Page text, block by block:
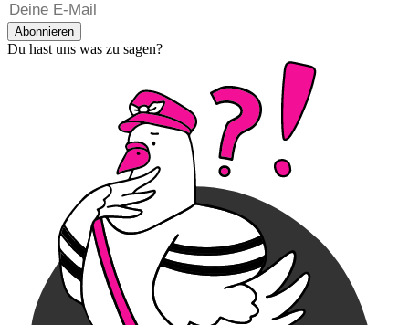
Abonnieren
Du hast uns was zu sagen?